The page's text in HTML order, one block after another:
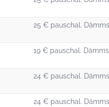
25 € pauschal.
19 € pauschal.
24 € pauschal.
24 € pauschal.